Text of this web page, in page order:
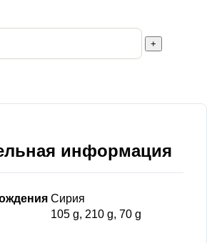
+
информация
Сирия
105 g, 210 g, 70 g